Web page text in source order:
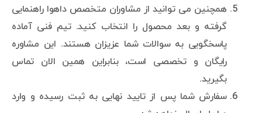
همچنین می توانید از مشاوران متخصص داهوا راهنمایی
گرفته و بعد محصول را انتخاب کنید. تیم فنی آماده
پاسخگویی به سوالات شما عزیزان هستند. این مشاوره
رایگان و تخصصی است، بنابراین همین الان تماس
بگیرید.
سفارش شما پس از تایید نهایی به ثبت رسیده و وارد